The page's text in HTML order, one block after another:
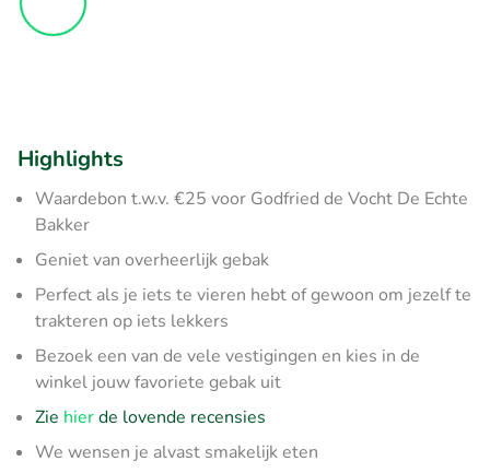
Highlights
Waardebon t.w.v. €25 voor Godfried de Vocht De Echte
Bakker
Geniet van overheerlijk gebak
Perfect als je iets te vieren hebt of gewoon om jezelf te
trakteren op iets lekkers
Bezoek een van de vele vestigingen en kies in de
winkel jouw favoriete gebak uit
Zie hierde lovende recensies
We wensen je alvast smakelijk eten